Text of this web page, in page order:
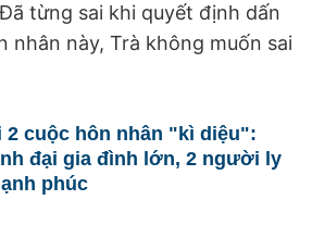
từng sai khi quyết định dấn
nhân này, Trà không muốn sai
2 cuộc hôn nhân "kì diệu":
đại gia đình lớn, 2 người ly
phúc